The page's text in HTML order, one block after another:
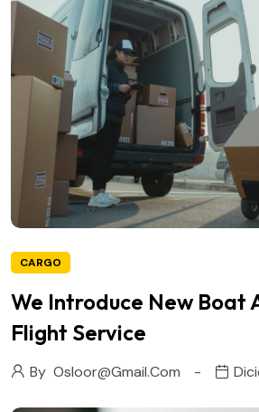
CARGO
We Introduce New Boat
Flight Service
By Osloor@gmail.com